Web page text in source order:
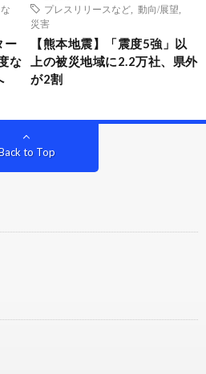
ー
な
プレスリリースなど
動向/展望
災害
【熊本地震】「震度5強」以
上の被災地域に2.2万社、県外
が2割
to Top